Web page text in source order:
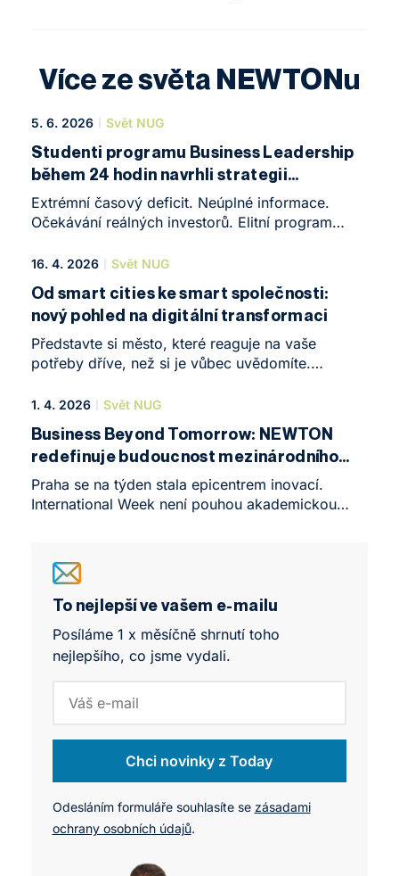
Více ze světa NEWTONu
5. 6. 2026 Svět NUG
Studenti programu Business Leadership
během 24 hodin navrhli strategii
pro NEWTON University
Extrémní časový deficit. Neúplné informace.
Očekávání reálných investorů. Elitní program
nestaví na teoretických případových studiích.
Hackathonu ukázal, jak vypadá skutečný střet
s businessovou realitou.
16. 4. 2026 Svět NUG
Od smart cities ke smart společnosti:
nový pohled na digitální transformaci
Představte si město, které reaguje na vaše
potřeby dříve, než si je vůbec uvědomíte.
Vzdělávání, které se učí společně s vámi. Zní to
budoucnosti se diskutovalo na 13. ročníku
konference EAI Mobility, IoT and Smart
Cities 2026 – jedné z významných globálních
platforem propojujících technologie, byznys
1. 4. 2026 Svět NUG
Business Beyond Tomorrow: NEWTON
redefinuje budoucnost mezinárodního
vzdělávání
Praha se na týden stala epicentrem inovací.
International Week není pouhou akademickou
(EFP). Od psychologického bezpečí ve třídách až
po budování celoevropských univerzitních aliancí,
NEWTON potvrzuje svou roli lídra, který nečeká
To nejlepší ve vašem e-mailu
Posíláme 1 x měsíčně shrnutí toho
nejlepšího, co jsme vydali.
Chci novinky z Today
Odesláním formuláře souhlasíte se zásadami
ochrany osobních údajů.